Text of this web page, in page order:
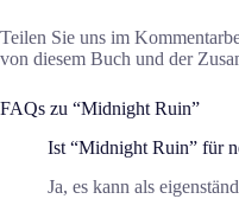
Teilen Sie uns im
von diesem Buch und der
FAQs zu “Midnight Ruin”
Ist “Midnight Ruin” für
Ja, es kann als